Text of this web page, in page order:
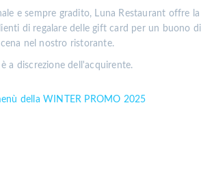
e sempre gradito, Luna Restaurant offre la
di regalare delle gift card per un buono di
nel nostro ristorante.
a discrezione dell'acquirente.
della WINTER PROMO 2025